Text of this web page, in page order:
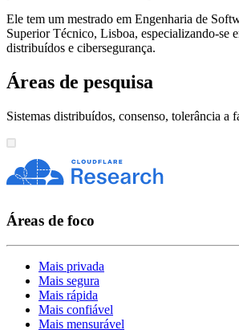
Ele tem um mestrado em Engenharia de
Superior Técnico, Lisboa, especializando-se
distribuídos e cibersegurança.
Áreas de pesquisa
Sistemas distribuídos, consenso, tolerância a
Áreas de foco
Mais privada
Mais segura
Mais rápida
Mais confiável
Mais mensurável